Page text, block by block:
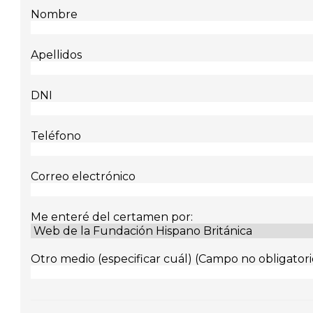
Nombre
Apellidos
DNI
Teléfono
Correo electrónico
Me enteré del certamen por:
Otro medio (especificar cuál) (Campo no